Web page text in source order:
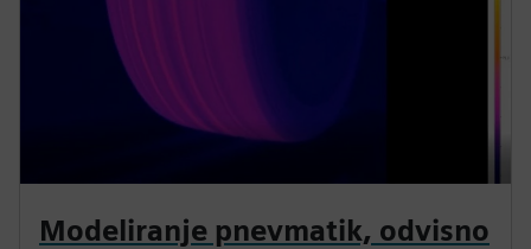
Modeliranje pnevmatik, odvisno